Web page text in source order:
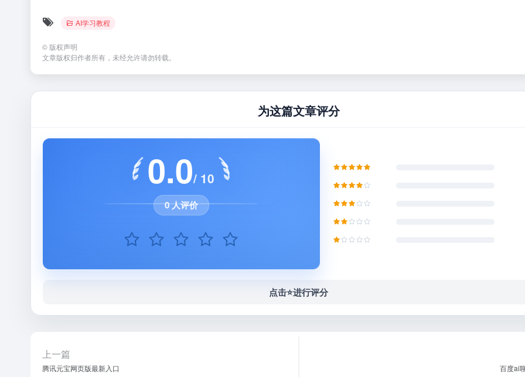
AI学习教程
© 版权声明
文章版权归作者所有，未经允许请勿转载。
为这篇文章评分
0.0/ 10
0 人评价
点击⭐️进行评分
上一篇
腾讯元宝网页版最新入口 百度ai